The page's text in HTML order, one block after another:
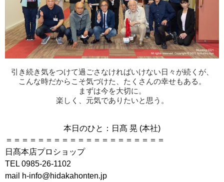
引き続き気をつけて過ごさなければいけない日々が続くが、
こんな時だからこそ気づけた、たくさんの幸せもある。
まずは今を大切に。
楽しく、元気でありたいと思う。
本日のひと：日髙 晃 (本社)
＝＝＝＝＝＝＝＝＝＝＝＝＝＝＝＝＝＝＝＝
日髙本店プロショップ
TEL 0985-26-1102
mail h-info@hidakahonten.jp